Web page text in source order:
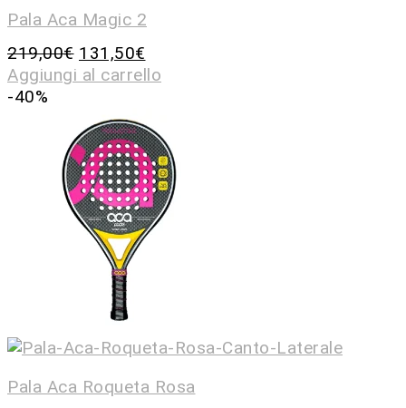
Pala Aca Magic 2
219,00€ 131,50€
Aggiungi al carrello
-40%
Pala Aca Roqueta Rosa